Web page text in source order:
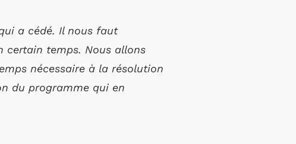
a cédé. Il nous faut
certain temps. Nous allons
nécessaire à la résolution
du programme qui en